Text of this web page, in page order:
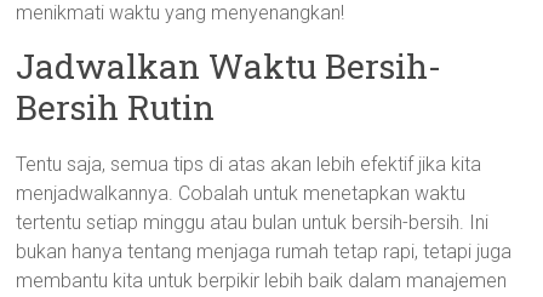
menikmati waktu yang menyenangkan!
Jadwalkan Waktu Bersih-
Bersih Rutin
Tentu saja, semua tips di atas akan lebih efektif jika kita
menjadwalkannya. Cobalah untuk menetapkan waktu
tertentu setiap minggu atau bulan untuk bersih-bersih. Ini
bukan hanya tentang menjaga rumah tetap rapi, tetapi juga
membantu kita untuk berpikir lebih baik dalam manajemen